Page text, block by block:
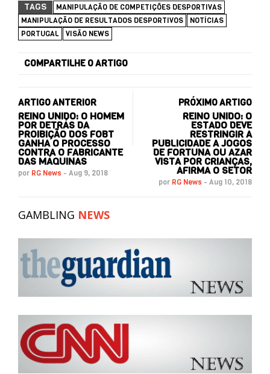
TAGS
MANIPULAÇÃO DE COMPETIÇÕES DESPORTIVAS
MANIPULAÇÃO DE RESULTADOS DESPORTIVOS
NOTÍCIAS
PORTUGAL
VISÃO NEWS
COMPARTILHE O ARTIGO
ARTIGO ANTERIOR
REINO UNIDO: O HOMEM
POR DETRÁS DA
PROIBIÇÃO DOS FOBT
GANHA O PROCESSO
CONTRA O FABRICANTE
DAS MÁQUINAS
por RG News - Aug 9, 2018
PRÓXIMO ARTIGO
REINO UNIDO: O
ESTADO DEVE
RESTRINGIR A
PUBLICIDADE A JOGOS
DE FORTUNA OU AZAR
VISTA POR CRIANÇAS,
AFIRMA O SETOR
por RG News - Aug 10, 2018
GAMBLING NEWS